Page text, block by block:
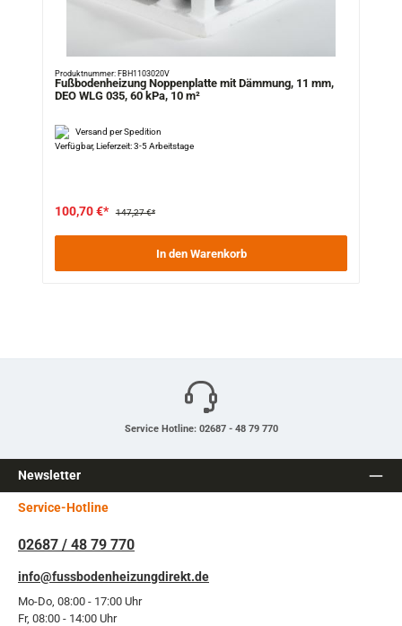
Produktnummer: FBH1103020V
Fußbodenheizung Noppenplatte mit Dämmung, 11 mm,
DEO WLG 035, 60 kPa, 10 m²
Versand per Spedition
Verfügbar, Lieferzeit: 3-5 Arbeitstage
100,70 €* 147,27 €*
In den Warenkorb
Service Hotline: 02687 - 48 79 770
Newsletter
Service-Hotline
02687 / 48 79 770
info@fussbodenheizungdirekt.de
Mo-Do, 08:00 - 17:00 Uhr
Fr, 08:00 - 14:00 Uhr